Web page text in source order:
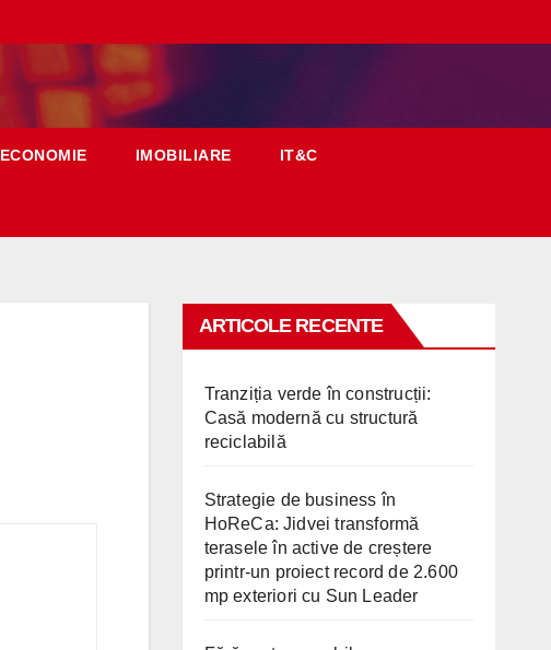
ECONOMIE IMOBILIARE IT&C
ARTICOLE RECENTE
Tranziția verde în construcții:
Casă modernă cu structură
reciclabilă
Strategie de business în
HoReCa: Jidvei transformă
terasele în active de creștere
printr-un proiect record de 2.600
mp exteriori cu Sun Leader